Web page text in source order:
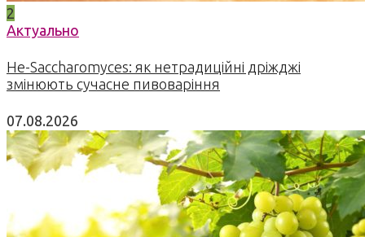
2
Актуально
Не-Saccharomyces: як нетрадиційні дріжджі
змінюють сучасне пивоваріння
07.08.2026